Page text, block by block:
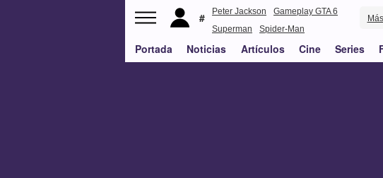
Peter Jackson
Gameplay GTA 6
Superman
Spider-Man
Portada Noticias Artículos Cine Series